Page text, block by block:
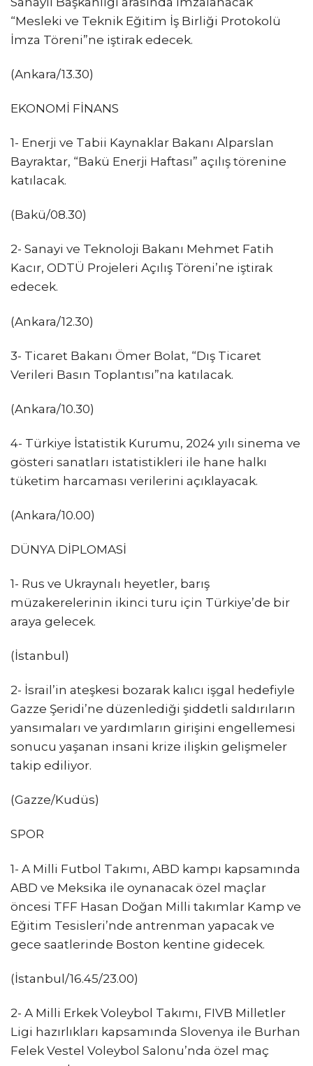
“Mesleki ve Teknik Eğitim İş Birliği Protokolü
İmza Töreni”ne iştirak edecek.
(Ankara/13.30)
EKONOMİ FİNANS
1- Enerji ve Tabii Kaynaklar Bakanı Alparslan
Bayraktar, “Bakü Enerji Haftası” açılış törenine
katılacak.
(Bakü/08.30)
2- Sanayi ve Teknoloji Bakanı Mehmet Fatih
Kacır, ODTÜ Projeleri Açılış Töreni’ne iştirak
edecek.
(Ankara/12.30)
3- Ticaret Bakanı Ömer Bolat, “Dış Ticaret
Verileri Basın Toplantısı”na katılacak.
(Ankara/10.30)
4- Türkiye İstatistik Kurumu, 2024 yılı sinema ve
gösteri sanatları istatistikleri ile hane halkı
tüketim harcaması verilerini açıklayacak.
(Ankara/10.00)
DÜNYA DİPLOMASİ
1- Rus ve Ukraynalı heyetler, barış
müzakerelerinin ikinci turu için Türkiye’de bir
araya gelecek.
(İstanbul)
2- İsrail’in ateşkesi bozarak kalıcı işgal hedefiyle
Gazze Şeridi’ne düzenlediği şiddetli saldırıların
yansımaları ve yardımların girişini engellemesi
sonucu yaşanan insani krize ilişkin gelişmeler
takip ediliyor.
(Gazze/Kudüs)
SPOR
1- A Milli Futbol Takımı, ABD kampı kapsamında
ABD ve Meksika ile oynanacak özel maçlar
öncesi TFF Hasan Doğan Milli takımlar Kamp ve
Eğitim Tesisleri’nde antrenman yapacak ve
gece saatlerinde Boston kentine gidecek.
(İstanbul/16.45/23.00)
2- A Milli Erkek Voleybol Takımı, FIVB Milletler
Ligi hazırlıkları kapsamında Slovenya ile Burhan
Felek Vestel Voleybol Salonu’nda özel maç